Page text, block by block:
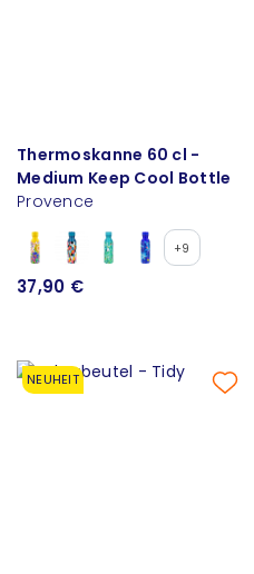
Thermoskanne 60 cl -
Medium Keep Cool Bottle
Provence
+9
37,90 €
NEUHEIT